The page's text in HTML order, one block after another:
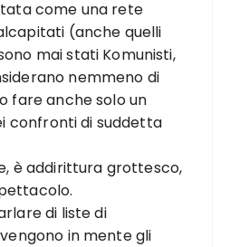
come una rete
(anche quelli
mai stati Komunisti,
nemmeno di
fare anche solo un
confronti di suddetta
è addirittura grottesco,
di liste di
in mente gli